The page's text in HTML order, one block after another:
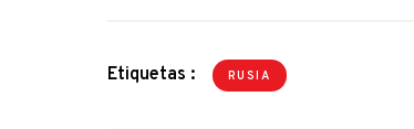
Etiquetas : RUSIA